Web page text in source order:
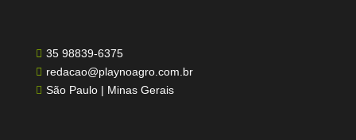
 35 98839-6375
 redacao@playnoagro.com.br
 São Paulo | Minas Gerais